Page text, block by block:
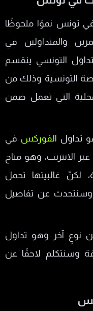
تونس نموًا ملحوظًا
والمتداولين في
التونسي ينقسم
التونسية وذلك من
التي تعمل ضمن
تداول الفوركس في
الانترنت، وهو متاح
غالبيتها تحمل
وسنتحدث عن تفاصيل
نوعٍ آخر وهو تداول
وسنتكلم لاحقًا عن